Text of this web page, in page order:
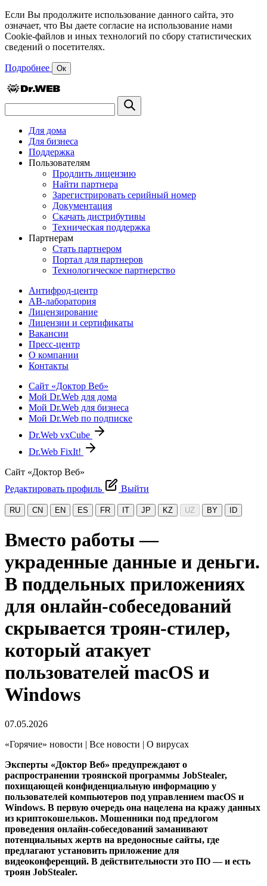
Если Вы продолжите использование данного сайта, это
означает, что Вы даете согласие на использование нами
Cookie-файлов и иных технологий по сбору статистических
сведений о посетителях.
Подробнее Ок
Для дома
Для бизнеса
Поддержка
Пользователям
Продлить лицензию
Найти партнера
Зарегистрировать серийный номер
Документация
Скачать дистрибутивы
Техническая поддержка
Партнерам
Стать партнером
Портал для партнеров
Технологическое партнерство
Антифрод-центр
АВ-лаборатория
Лицензирование
Лицензии и сертификаты
Вакансии
Пресс-центр
О компании
Контакты
Сайт «Доктор Веб»
Мой Dr.Web для дома
Мой Dr.Web для бизнеса
Мой Dr.Web по подписке
Dr.Web vxCube
Dr.Web FixIt!
Сайт «Доктор Веб»
Редактировать профиль
Выйти
RU CN EN ES FR IT JP KZ UZ BY ID
Вместо работы —
украденные данные и деньги.
В поддельных приложениях
для онлайн-собеседований
скрывается троян-стилер,
который атакует
пользователей macOS и
Windows
07.05.2026
«Горячие» новости | Все новости | О вирусах
Эксперты «Доктор Веб» предупреждают о
распространении троянской программы JobStealer,
похищающей конфиденциальную информацию у
пользователей компьютеров под управлением macOS и
Windows. В первую очередь она нацелена на кражу данных
из криптокошельков. Мошенники под предлогом
проведения онлайн-собеседований заманивают
потенциальных жертв на вредоносные сайты, где
предлагают установить приложение для
видеоконференций. В действительности это ПО — и есть
троян JobStealer.